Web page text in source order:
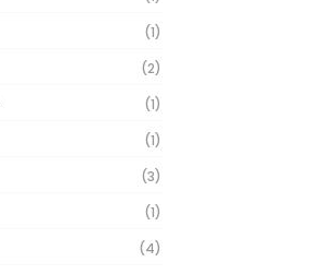
(1)
(2)
(1)
(1)
(3)
(1)
(4)